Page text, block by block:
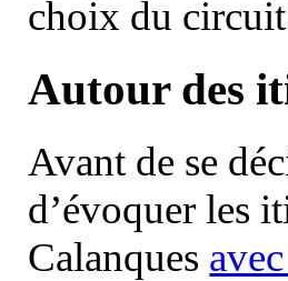
choix du
Autour des
Avant de se
d’évoquer les
Calanques